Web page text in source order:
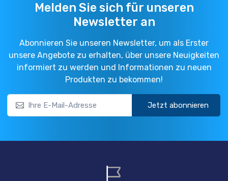
Melden Sie sich für unseren
Newsletter an
Abonnieren Sie unseren Newsletter, um als Erster
unsere Angebote zu erhalten, über unsere Neuigkeiten
informiert zu werden und Informationen zu neuen
Produkten zu bekommen!
Jetzt abonnieren